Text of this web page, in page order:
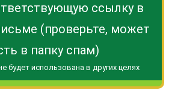
ссылку в
(проверьте, может
в папку спам)
будет использована в других целях